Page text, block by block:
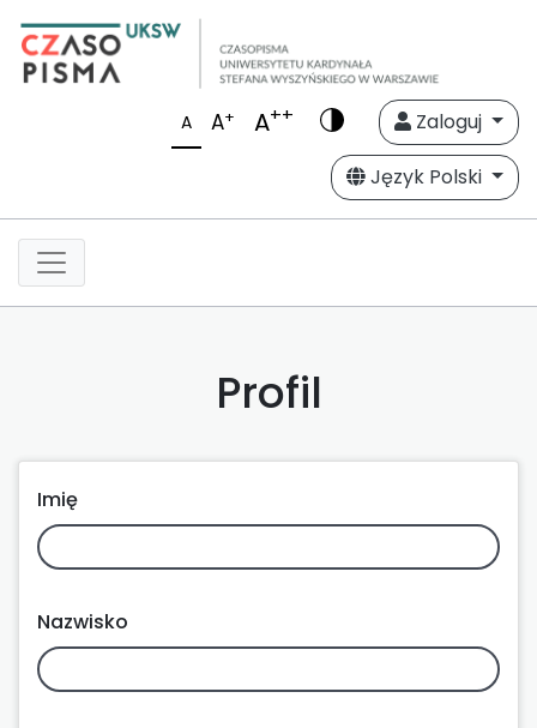
A A+ A++
Zaloguj
Język Polski
Profil
Imię
Nazwisko